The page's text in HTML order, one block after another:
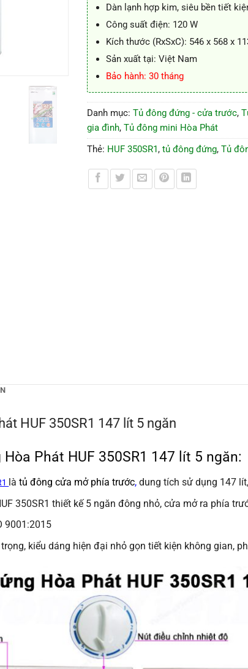
Dàn lạnh hợp kim, siêu bền tiết
Công suất điện: 120 W
Kích thước (RxSxC): 546 x 568 x
Sản xuất tại: Việt Nam
Bảo hành: 30 tháng
Danh mục: Tủ đông đứng - cửa trước,
gia đình, Tủ đông mini Hòa Phát
Thẻ: HUF 350SR1, tủ đông đứng, Tủ
HUF 350SR1 147 lít 5 ngăn
Phát HUF 350SR1 147 lít 5 ngăn:
làtủ đông cửa mở phía trước,dung tích sử dụng 147 lít,
350SR1 thiết kế 5 ngăn đông nhỏ, cửa mở ra phía
9001:2015
kiểu dáng hiện đại nhỏ gọn tiết kiện không gian,